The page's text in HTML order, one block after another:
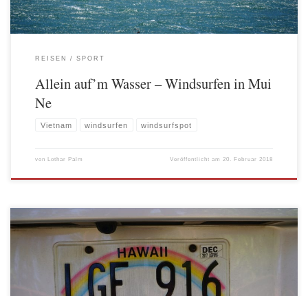
REISEN SPORT
Allein auf’m Wasser – Windsurfen in Mui
Ne
Vietnam windsurfen windsurfspot
von Lothar Palm Veröffentlicht am20. Februar 2018
Vergleich Genau vor 22 Jahren war ich das letzte Mal auf Maui. Damals für 3
Monate zum Windsurfen. Diesmal waren es zwar nur 2 1/2 Wochen, aber es